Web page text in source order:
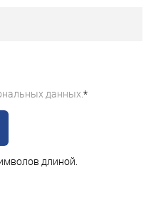
данных. *
длиной.